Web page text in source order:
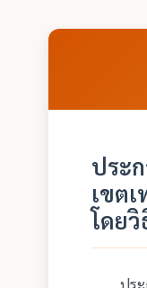
ประ
เขต
โดยวิ